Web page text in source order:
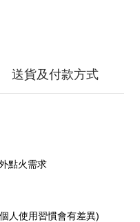
送貨及付款方式
點火需求
人使用習慣會有差異)